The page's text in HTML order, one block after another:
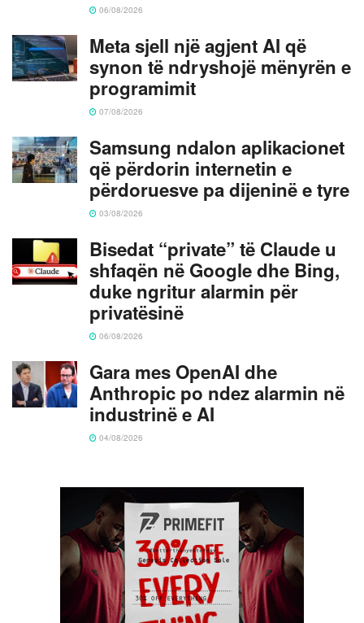
06/08/2026
Meta sjell një agjent AI që
synon të ndryshojë mënyrën e
programimit
07/08/2026
Samsung ndalon aplikacionet
që përdorin internetin e
përdoruesve pa dijeninë e tyre
03/08/2026
Bisedat “private” të Claude u
shfaqën në Google dhe Bing,
duke ngritur alarmin për
privatësinë
06/08/2026
Gara mes OpenAI dhe
Anthropic po ndez alarmin në
industrinë e AI
04/08/2026